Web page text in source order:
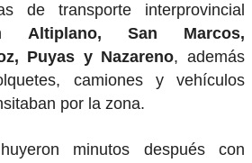
de transporte interprovincial
Altiplano, San Marcos,
Puyas y Nazareno, además
camiones y vehículos
por la zona.
minutos después con